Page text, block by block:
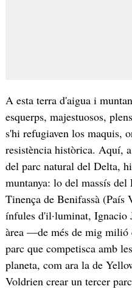
A esta terra d'aigua i
esquerps, majestuosos,
s'hi refugiaven los maquis,
resistència històrica. Aquí,
del parc natural del Delta,
muntanya: lo del massís
Tinença de Benifassà (País
ínfules d'il·luminat, Ignacio
àrea —de més de mig milió
parc que competisca amb
planeta, com ara la de
Voldrien crear un tercer